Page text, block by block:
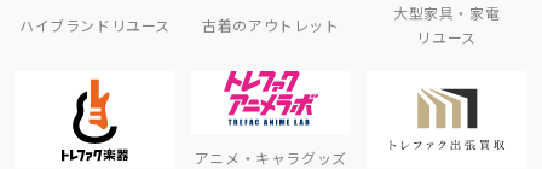
ハイブランドリユース 古着のアウトレット
大型家具・家電
リユース
アニメ・キャラグッズ